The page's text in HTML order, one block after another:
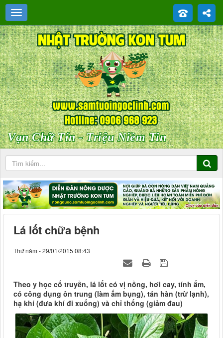
Vạn Chữ Tín - Triệu Niềm Tin
Lá lốt chữa bệnh
Thứ năm - 29/01/2015 08:43
Theo y học cổ truyền, lá lốt có vị nồng, hơi cay, tính ấm,
có công dụng ôn trung (làm ấm bụng), tán hàn (trừ lạnh),
hạ khí (đưa khí đi xuống) và chỉ thống (giảm đau)